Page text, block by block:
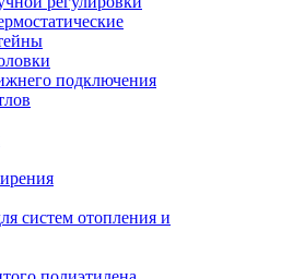
подключения
систем отопления и